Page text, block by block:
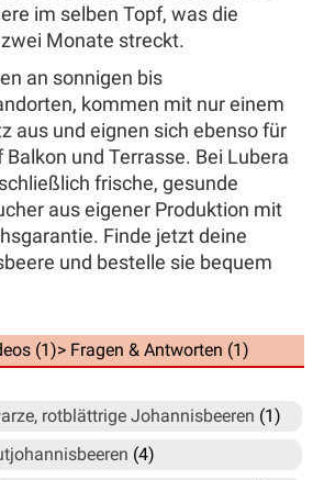
im selben Topf, was die
Monate streckt.
an sonnigen bis
kommen mit nur einem
aus und eignen sich ebenso für
und Terrasse. Bei Lubera
frische, gesunde
aus eigener Produktion mit
Finde jetzt deine
und bestelle sie bequem
(1)> Fragen & Antworten (1)
rotblättrige Johannisbeeren (1)
(4)